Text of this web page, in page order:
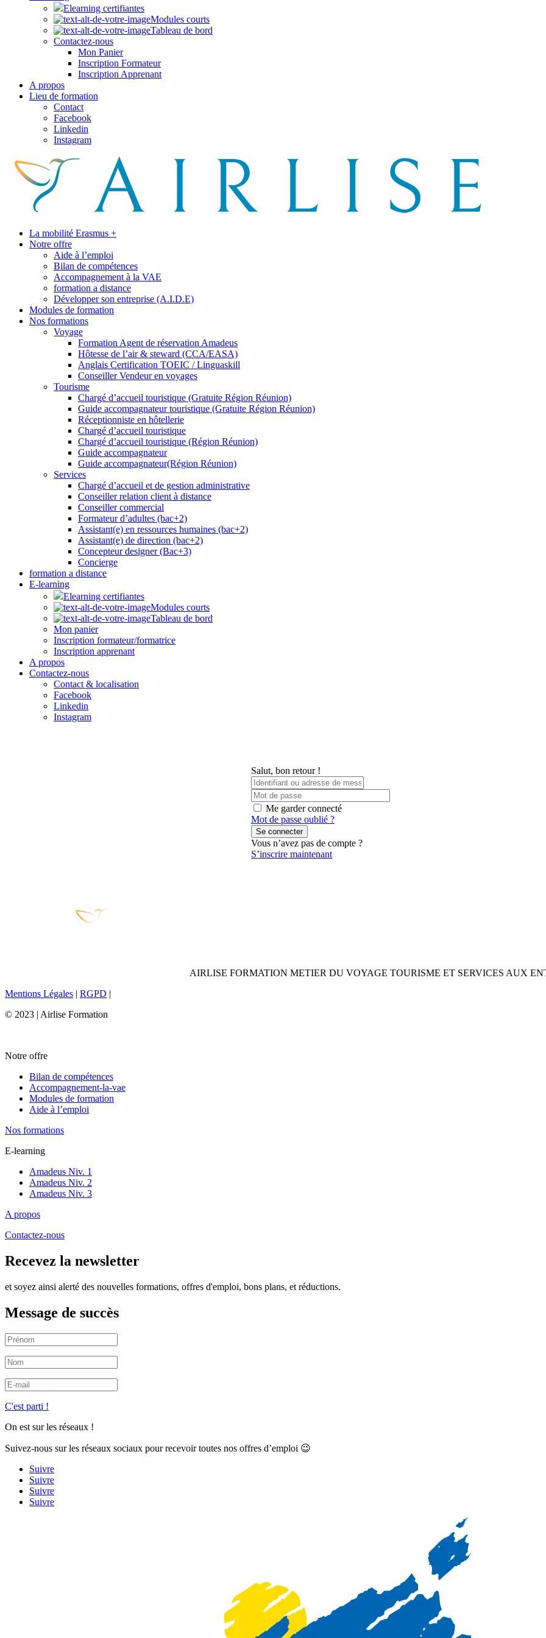
Elearning certifiantes
Modules courts
Tableau de bord
Contactez-nous
Mon Panier
Inscription Formateur
Inscription Apprenant
A propos
Lieu de formation
Contact
Facebook
Linkedin
Instagram
La mobilité Erasmus +
Notre offre
Aide à l’emploi
Bilan de compétences
Accompagnement à la VAE
formation a distance
Développer son entreprise (A.I.D.E)
Modules de formation
Nos formations
Voyage
Formation Agent de réservation Amadeus
Hôtesse de l’air & steward (CCA/EASA)
Anglais Certification TOEIC / Linguaskill
Conseiller Vendeur en voyages
Tourisme
Chargé d’accueil touristique (Gratuite Région Réunion)
Guide accompagnateur touristique (Gratuite Région Réunion)
Réceptionniste en hôtellerie
Chargé d’accueil touristique
Chargé d’accueil touristique (Région Réunion)
Guide accompagnateur
Guide accompagnateur(Région Réunion)
Services
Chargé d’accueil et de gestion administrative
Conseiller relation client à distance
Conseiller commercial
Formateur d’adultes (bac+2)
Assistant(e) en ressources humaines (bac+2)
Assistant(e) de direction (bac+2)
Concepteur designer (Bac+3)
Concierge
formation a distance
E-learning
Elearning certifiantes
Modules courts
Tableau de bord
Mon panier
Inscription formateur/formatrice
Inscription apprenant
A propos
Contactez-nous
Contact & localisation
Facebook
Linkedin
Instagram
Salut, bon retour !
Me garder connecté
Mot de passe oublié ?
Se connecter
Vous n’avez pas de compte ?
S’inscrire maintenant
AIRLISE FORMATION METIER DU VOYAGE TOURISME ET SERVICES AUX
Mentions Légales | RGPD |
© 2023 | Airlise Formation
Notre offre
Bilan de compétences
Accompagnement-la-vae
Modules de formation
Aide à l’emploi
Nos formations
E-learning
Amadeus Niv. 1
Amadeus Niv. 2
Amadeus Niv. 3
A propos
Contactez-nous
Recevez la newsletter
et soyez ainsi alerté des nouvelles formations, offres d'emploi, bons plans, et réductions.
Message de succès
C'est parti !
On est sur les réseaux !
Suivez-nous sur les réseaux sociaux pour recevoir toutes nos offres d’emploi 😉
Suivre
Suivre
Suivre
Suivre